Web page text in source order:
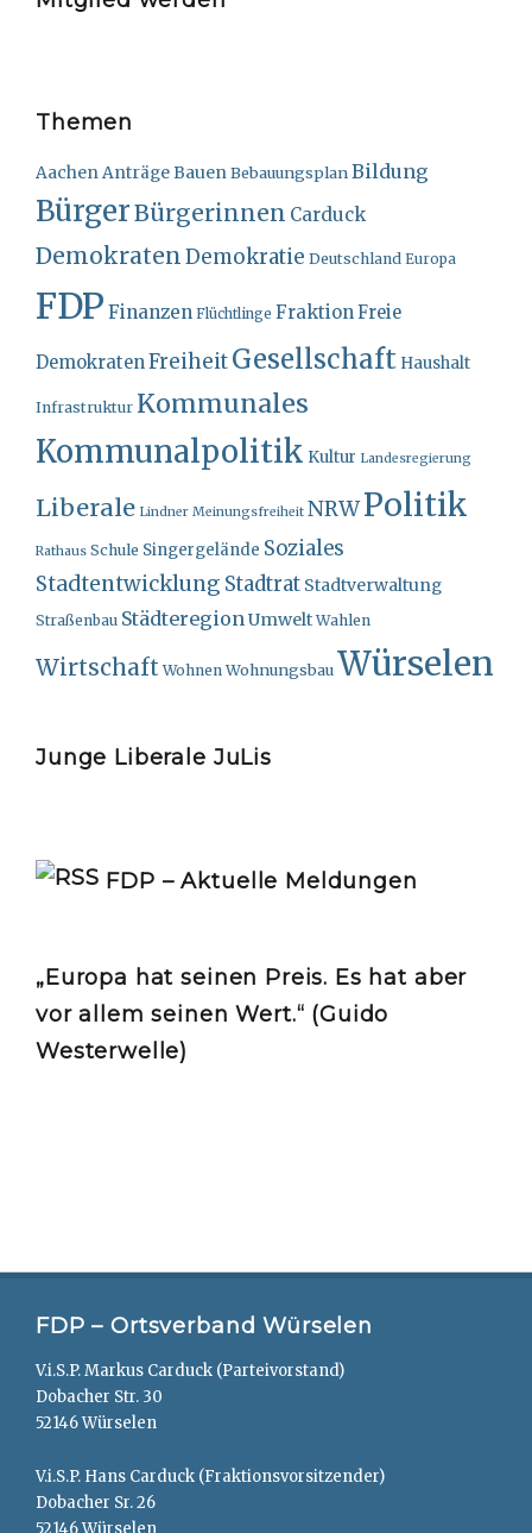
Themen
AachenAnträgeBauenBebauungsplanBildung
BürgerBürgerinnen Carduck
DemokratenDemokratie Deutschland Europa
FDP Finanzen Flüchtlinge FraktionFreie
DemokratenFreiheitGesellschaft Haushalt
Infrastruktur Kommunales
Kommunalpolitik Kultur Landesregierung
Liberale Lindner Meinungsfreiheit NRWPolitik
Rathaus Schule Singergelände Soziales
Stadtentwicklung Stadtrat Stadtverwaltung
Straßenbau StädteregionUmwelt Wahlen
Wirtschaft Wohnen WohnungsbauWürselen
Junge Liberale JuLis
FDP – Aktuelle Meldungen
„Europa hat seinen Preis. Es hat aber
vor allem seinen Wert.“ (Guido
Westerwelle)
FDP – Ortsverband Würselen
V.i.S.P. Markus Carduck (Parteivorstand)
Dobacher Str. 30
52146 Würselen
V.i.S.P. Hans Carduck (Fraktionsvorsitzender)
Dobacher Sr. 26
52146 Würselen